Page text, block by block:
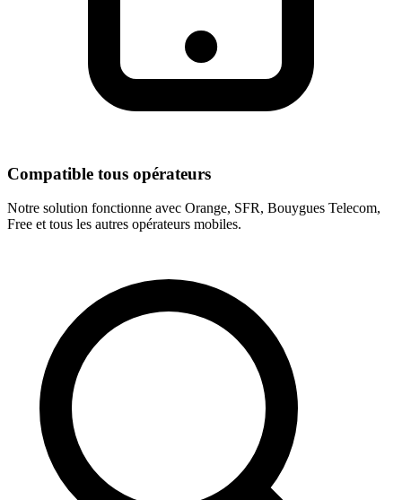
Compatible tous opérateurs
Notre solution fonctionne avec Orange, SFR, Bouygues Telecom,
Free et tous les autres opérateurs mobiles.